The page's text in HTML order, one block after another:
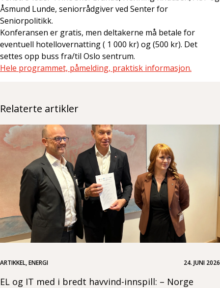
Åsmund Lunde, seniorrådgiver ved Senter for
Seniorpolitikk.
Konferansen er gratis, men deltakerne må betale for
eventuell hotellovernatting ( 1 000 kr) og (500 kr). Det
settes opp buss fra/til Oslo sentrum.
Hele programmet, påmelding, praktisk informasjon.
Relaterte artikler
ARTIKKEL, ENERGI 24. JUNI 2026
EL og IT med i bredt havvind-innspill: – Norge